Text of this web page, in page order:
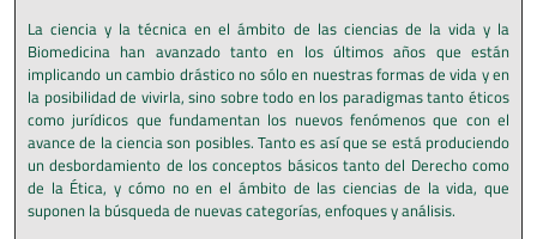
La ciencia y la técnica en el ámbito de las ciencias de la vida y la
Biomedicina han avanzado tanto en los últimos años que están
implicando un cambio drástico no sólo en nuestras formas de vida y en
la posibilidad de vivirla, sino sobre todo en los paradigmas tanto éticos
como jurídicos que fundamentan los nuevos fenómenos que con el
avance de la ciencia son posibles. Tanto es así que se está produciendo
un desbordamiento de los conceptos básicos tanto del Derecho como
de la Ética, y cómo no en el ámbito de las ciencias de la vida, que
suponen la búsqueda de nuevas categorías, enfoques y análisis.